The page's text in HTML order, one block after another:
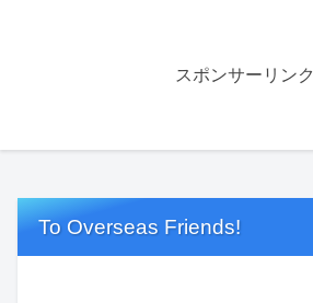
スポンサーリンク
To Overseas Friends!